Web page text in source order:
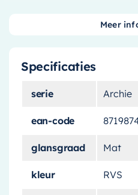
Stijlvol en
Wanneer het gaat om
vulcombinatie
een
een stijlvolle toevoeging
dankzij het moderne
Specificaties
serie Archie
ean-code
glansgraad Mat
kleur RVS
Meer